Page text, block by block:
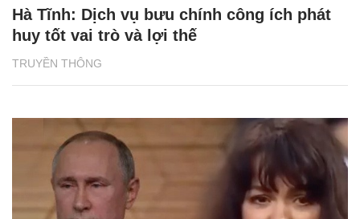
TRUYỀN THÔNG
Hà Tĩnh: Dịch vụ bưu chính công ích phát
huy tốt vai trò và lợi thế